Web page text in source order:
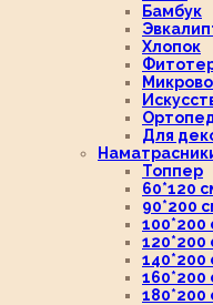
Бамбук
Хлопок
Для
Топпер
60*120
90*200
100*200
120*200
140*200
160*200
180*200